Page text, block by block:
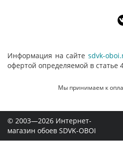
Информация на сайте sdvk-
офертой определяемой в статье
Мы принимаем к
© 2003—2026 Интернет-
магазин обоев SDVK-OBOI